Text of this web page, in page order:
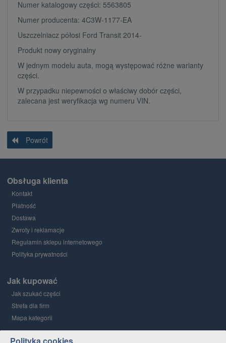
Numer katalogowy części: 5563805
Numer producenta: 4C3W-1177-EA
Uszczelniacz półosi Ford Transit 2014-
Produkt nowy oryginalny
W jednym modelu auta, mogą występować różne warianty
części.
W przypadku niepewności o właściwy dobór części,
zalecana jest weryfikacja wg numeru VIN.
Powrót
Obsługa klienta
Kontakt
Płatność
Dostawa
Zwroty i reklamacje
Regulamin sklepu internetowego
Polityka prywatności
Jak kupować
Jak szukać części
Strefa dla firm
Mapa kategorii